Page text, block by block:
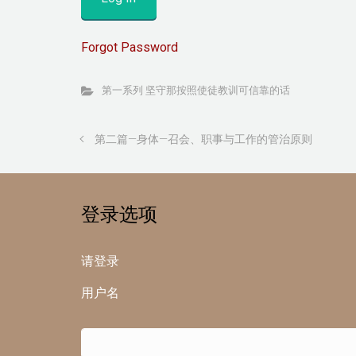
Forgot Password
第一系列 坚守那按照使徒教训可信靠的话
第二篇—身体—召会、职事与工作的管治原则
登录选项
请登录
用户名